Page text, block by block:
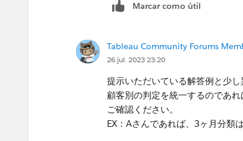
Marcar como útil
Tableau Community Forums
26 jul. 2023 23:20
提示いただいている解答例と少
顧客別の判定を統一するのであ
ご確認ください。
EX：Aさんであれば、3ヶ月分類